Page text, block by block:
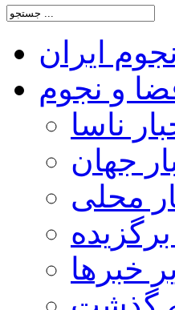
ایران
و نجوم
ناسا
جهان
محلی
خبرها